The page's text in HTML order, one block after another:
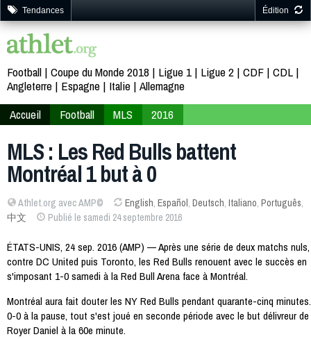
Tendances Édition
Football Coupe du Monde 2018 Ligue 1 Ligue 2 CDF CDL
Angleterre
Espagne Italie Allemagne
Accueil
Football MLS 2016
MLS : Les Red Bulls battent
Montréal 1 but à 0
Athlet.org avec AMP© English, Español, Deutsch, Italiano, Português,
中文
Publié le samedi 24 septembre 2016
ÉTATS-UNIS, 24 sep. 2016 (AMP) — Après une série de deux matchs nuls,
contre DC United puis Toronto, les Red Bulls renouent avec le succès en
s'imposant 1-0 samedi à la Red Bull Arena face à Montréal.
Montréal aura fait douter les NY Red Bulls pendant quarante-cinq minutes.
0-0 à la pause, tout s'est joué en seconde période avec le but délivreur de
Royer Daniel à la 60e minute.